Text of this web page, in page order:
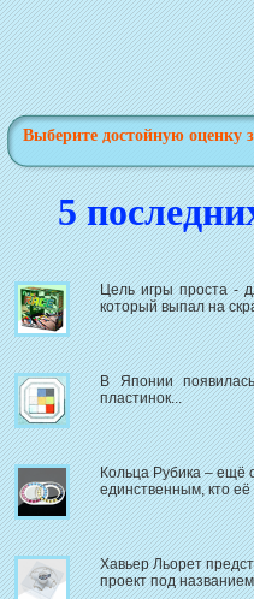
Выберите достойную оценку
5
Цель игры проста -
который выпал на
В Японии
пластинок...
Кольца Рубика – ещё
единственным, кто
Хавьер Льорет
проект под